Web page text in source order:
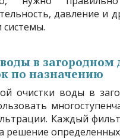
давление и
системы.
в
по назначению
очистки воды в
Каждый
решение определенных